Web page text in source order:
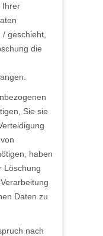
Ihrer
geschieht,
die
Sie sie
haben
Löschung
Daten zu
nach